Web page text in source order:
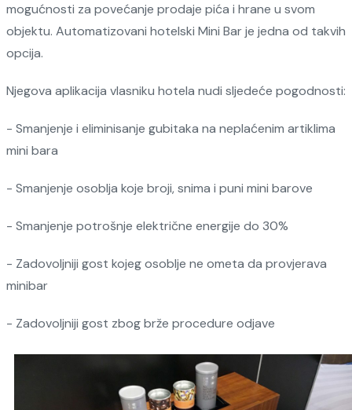
mogućnosti za povećanje prodaje pića i hrane u svom
objektu. Automatizovani hotelski Mini Bar je jedna od takvih
opcija.
Njegova aplikacija vlasniku hotela nudi sljedeće pogodnosti:
- Smanjenje i eliminisanje gubitaka na neplaćenim artiklima
mini bara
- Smanjenje osoblja koje broji, snima i puni mini barove
- Smanjenje potrošnje električne energije do 30%
- Zadovoljniji gost kojeg osoblje ne ometa da provjerava
minibar
- Zadovoljniji gost zbog brže procedure odjave